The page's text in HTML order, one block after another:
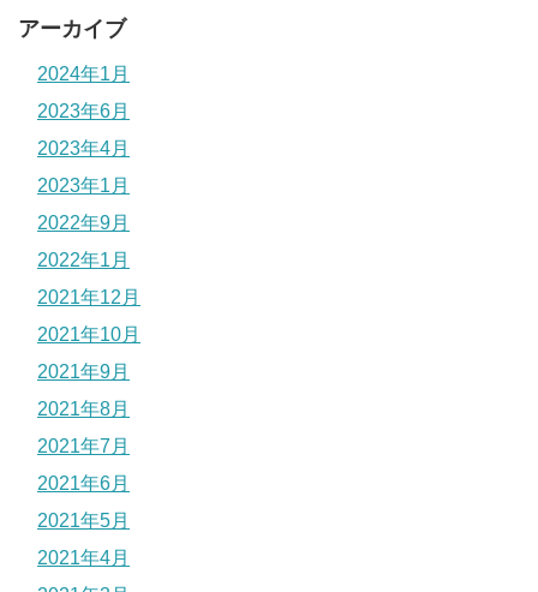
アーカイブ
2024年1月
2023年6月
2023年4月
2023年1月
2022年9月
2022年1月
2021年12月
2021年10月
2021年9月
2021年8月
2021年7月
2021年6月
2021年5月
2021年4月